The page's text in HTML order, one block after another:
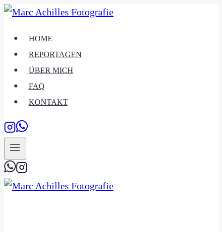
Zum
springenHOME
REPORTAGEN
ÜBER MICH
FAQ
KONTAKT